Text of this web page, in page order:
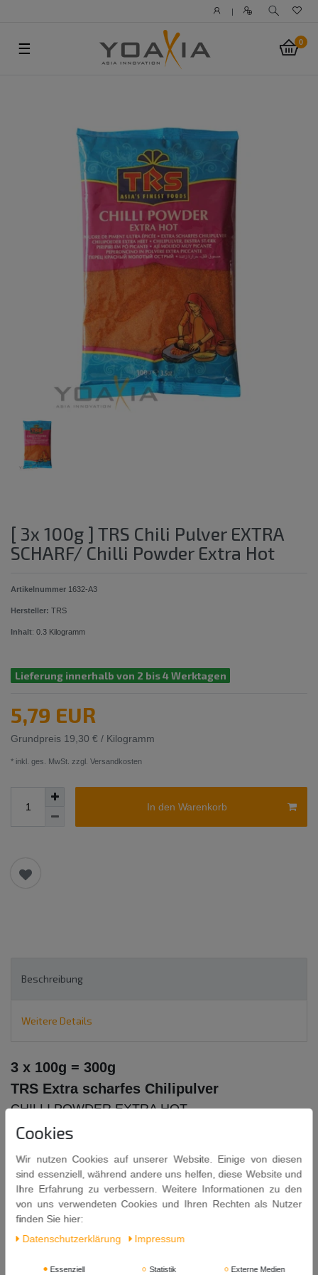
|
0
☰
[ 3x 100g ] TRS Chili Pulver EXTRA
SCHARF/ Chilli Powder Extra Hot
Artikelnummer 1632-A3
Hersteller: TRS
Inhalt: 0.3 Kilogramm
Lieferung innerhalb von 2 bis 4 Werktagen
5,79 EUR
Grundpreis 19,30 € / Kilogramm
* inkl. ges. MwSt. zzgl. Versandkosten
In den Warenkorb
Beschreibung
Weitere Details
3 x 100g = 300g
TRS Extra scharfes Chilipulver
CHILLI POWDER EXTRA HOT
Mindestens Haltbar bis: 31. 10. 2027
Cookies
Wir nutzen Cookies auf unserer Website. Einige von diesen
sind essenziell, während andere uns helfen, diese Website und
Ihre Erfahrung zu verbessern. Weitere Informationen zu den
von uns verwendeten Cookies und Ihren Rechten als Nutzer
finden Sie hier:
Daten­schutz­erklärung
Impressum
Essenziell Statistik Externe Medien